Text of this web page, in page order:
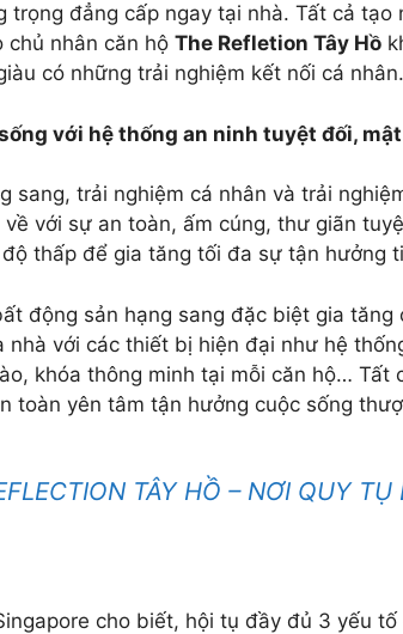
trọng đẳng cấp ngay tại nhà. Tất cả
nhân căn hộ The Refletion Tây Hồ
có những trải nghiệm kết nối cá nhân.
với hệ thống an ninh tuyệt đối,
sang, trải nghiệm cá nhân và trải
với sự an toàn, ấm cúng, thư giãn
thấp để gia tăng tối đa sự tận hưởng
động sản hạng sang đặc biệt gia
nhà với các thiết bị hiện đại như hệ
khóa thông minh tại mỗi căn hộ… Tất
toàn yên tâm tận hưởng cuộc sống
TÂY HỒ – NƠI QUY
cho biết, hội tụ đầy đủ 3 yếu